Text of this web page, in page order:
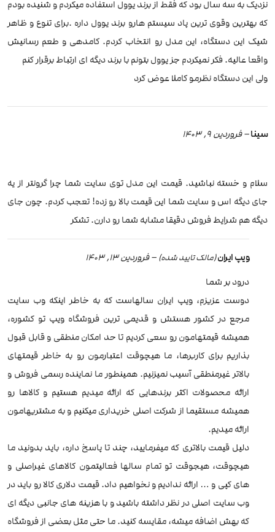
نزدیک به سه سال بود که فقط از برند یوول استفاده میکردم و شنیده بودم
که بهترین و‌قوی ترین پاد سیستم هارو برند یوول داره .برای تنوع و ظاهر
شیک این دستگاه، این مدل رو‌ انتخاب کردم. کامدهی و طعم رسانیش
واقعا عالیه. فکر نمیکردم جز یوول بتونم با برند‌ دیگه ای ارتباط برقرار کنم
ولی این دستگاه نظرمو کاملا عوض کرد
سینا– فروردین 9, 1403
سلام و خسته نباشید. قیمت این مدل توی سایت شما چرا گرونتر از یه‌
جای دیگه اس و سایت شما این قیمت بالا رو زده! تعجب کردم. چون جای
دیگه هم شرایط فروش دقیقا مشابه شما رو دارن. تشکر
ویپ ایران(مالک تایید شده) – فروردین 13, 1403
درود بر شما
دوست عزیزم، ویپ ایران سالهاست که به خاطر اینکه وب سایت
مرجع در کشور هستش و قدیمی ترین فروشگاه ویپ تو کشوره،
همیشه قیمتهامون رو سعی کردیم تا حد امکان منطقی و قابل قبول
بذاریم برای کاربرها، ما هیچوقت اعتبارمون رو به خاطر قیمتهای
بالاتر غیرمنطقی آسیب نمیزنیم. همینطور ما نماینده رسمی فروش و
ارائه محصولات اکثر برندهایی که ارائه میدیم هستیم و کالاها رو
همیشه مستقیما از شرکت اصلی خریداری میکنیم و به مشتریهامون
ارائه میدیم.
دلیل قیمت بالاتری که میفرمایید، چند تا پاسخ داره، باید بدونید ما
هیچوقت، هیجوقت تو تمام سالها فعالیتمون کالاهای غیراصلی و
های کپی و … ارائه ندادیم و‌ نخواهیم داد. قیمت دلاری کالا رو باید در
وب سایت اصلی در نظر داشته باشید و با هزینه های جانبی دیگه ای
که بهش اضافه میشه، مقایسه کنید. ما حتی مثل بعضی از فروشگاه